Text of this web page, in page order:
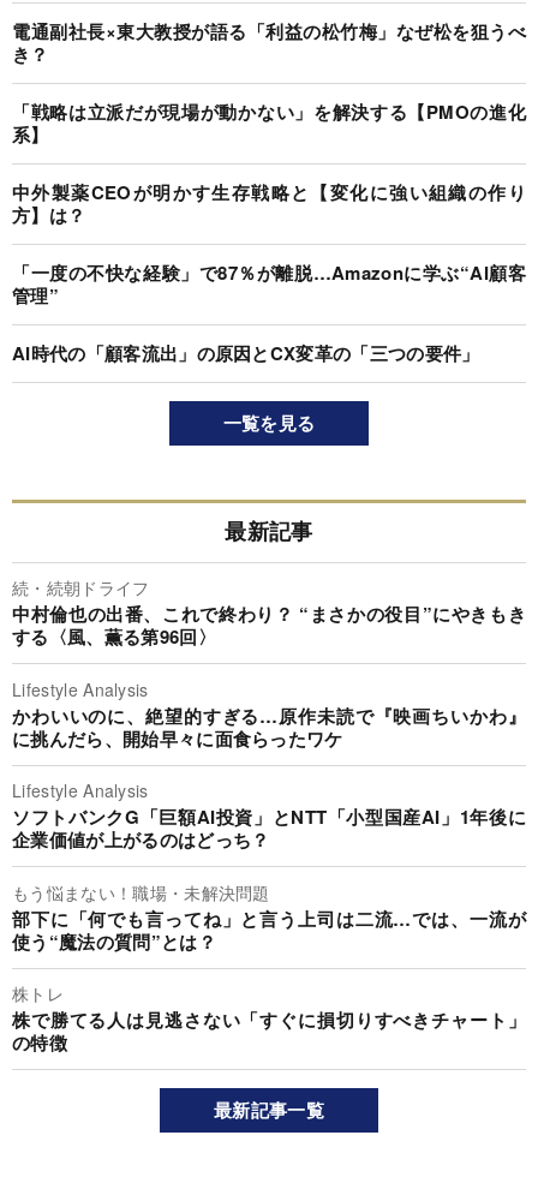
電通副社長×東大教授が語る「利益の松竹梅」なぜ松を狙うべ
き？
「戦略は立派だが現場が動かない」を解決する【PMOの進化
系】
中外製薬CEOが明かす生存戦略と【変化に強い組織の作り
方】は？
「一度の不快な経験」で87％が離脱…Amazonに学ぶ“AI顧客
管理”
AI時代の「顧客流出」の原因とCX変革の「三つの要件」
一覧を見る
最新記事
続・続朝ドライフ
中村倫也の出番、これで終わり？ “まさかの役目”にやきもき
する〈風、薫る第96回〉
Lifestyle Analysis
かわいいのに、絶望的すぎる…原作未読で『映画ちいかわ』
に挑んだら、開始早々に面食らったワケ
Lifestyle Analysis
ソフトバンクG「巨額AI投資」とNTT「小型国産AI」1年後に
企業価値が上がるのはどっち？
もう悩まない！職場・未解決問題
部下に「何でも言ってね」と言う上司は二流…では、一流が
使う“魔法の質問”とは？
株トレ
株で勝てる人は見逃さない「すぐに損切りすべきチャート」
の特徴
最新記事一覧